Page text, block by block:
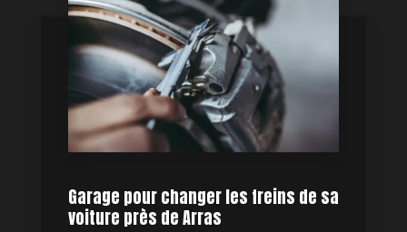
Garage pour changer les freins de sa
voiture près de Arras